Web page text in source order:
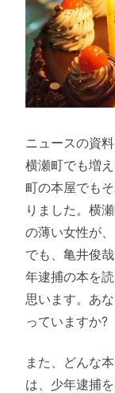
ニュースの資
横瀬町でも増
町の本屋でも
りました。横
の薄い女性が
でも、亀井俊
年逮捕の本を
思います。あ
っていますか?
また、どんな
は、少年逮捕